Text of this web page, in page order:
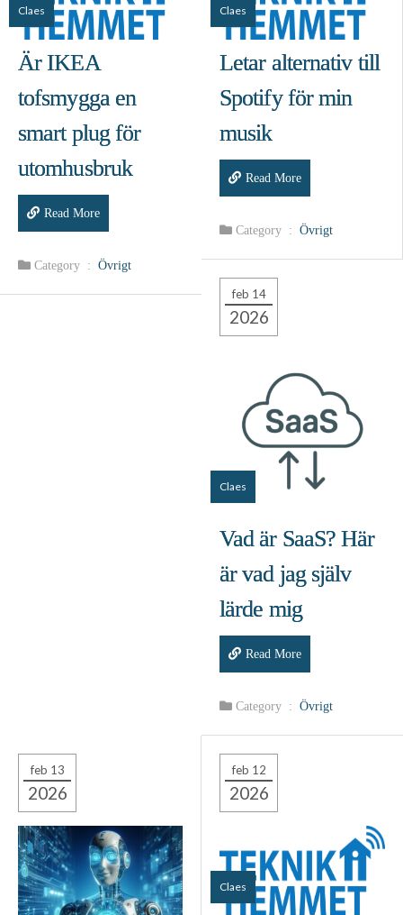
Claes
Är IKEA
tofsmygga en
smart plug för
utomhusbruk
Read More
Category : Övrigt
Claes
Letar alternativ till
Spotify för min
musik
Read More
Category : Övrigt
feb 14
2026
Claes
Vad är SaaS? Här
är vad jag själv
lärde mig
Read More
Category : Övrigt
feb 13
2026
feb 12
2026
Claes